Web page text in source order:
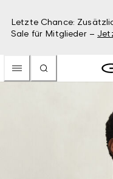
Letzte Chance:
Sale für Mitglieder –